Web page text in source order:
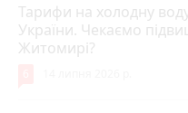
Тарифи на холодну
України. Чекаємо
Житомирі?